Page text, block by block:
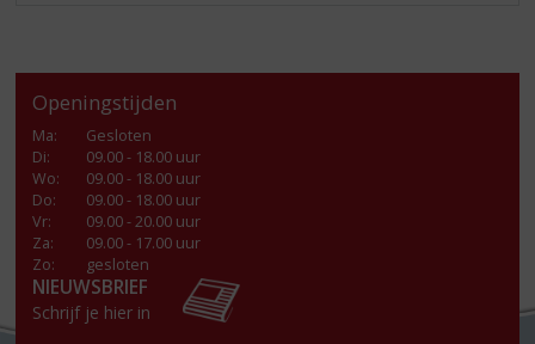
Openingstijden
Ma:
Gesloten
Di:
09.00 - 18.00 uur
Wo:
09.00 - 18.00 uur
Do:
09.00 - 18.00 uur
Vr:
09.00 - 20.00 uur
Za:
09.00 - 17.00 uur
Zo:
gesloten
NIEUWSBRIEF
Schrijf je hier in